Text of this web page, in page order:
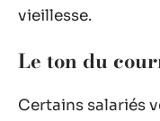
vieillesse.
Le ton du
Certains salariés